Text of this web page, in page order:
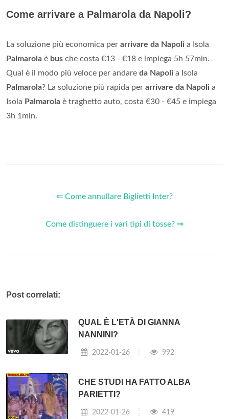
Come arrivare a Palmarola da Napoli?
La soluzione più economica per arrivare da Napoli a Isola
Palmarola è bus che costa €13 - €18 e impiega 5h 57min.
Qual è il modo più veloce per andare da Napoli a Isola
Palmarola? La soluzione più rapida per arrivare da Napoli a
Isola Palmarola è traghetto auto, costa €30 - €45 e impiega
3h 1min.
⇐ Come annullare Biglietti Inter?
Come distinguere i vari tipi di tosse? ⇒
Post correlati:
QUAL È L'ETÀ DI GIANNA
NANNINI?
2022-01-26 992
CHE STUDI HA FATTO ALBA
PARIETTI?
2022-01-26 419